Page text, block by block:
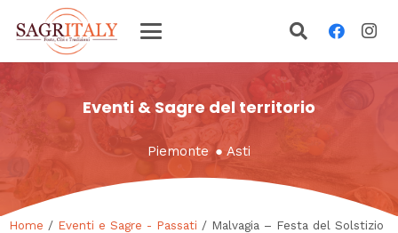
Eventi & Sagre del territorio
Piemonte ● Asti
Home / Eventi e Sagre - Passati / Malvagia – Festa del Solstizio